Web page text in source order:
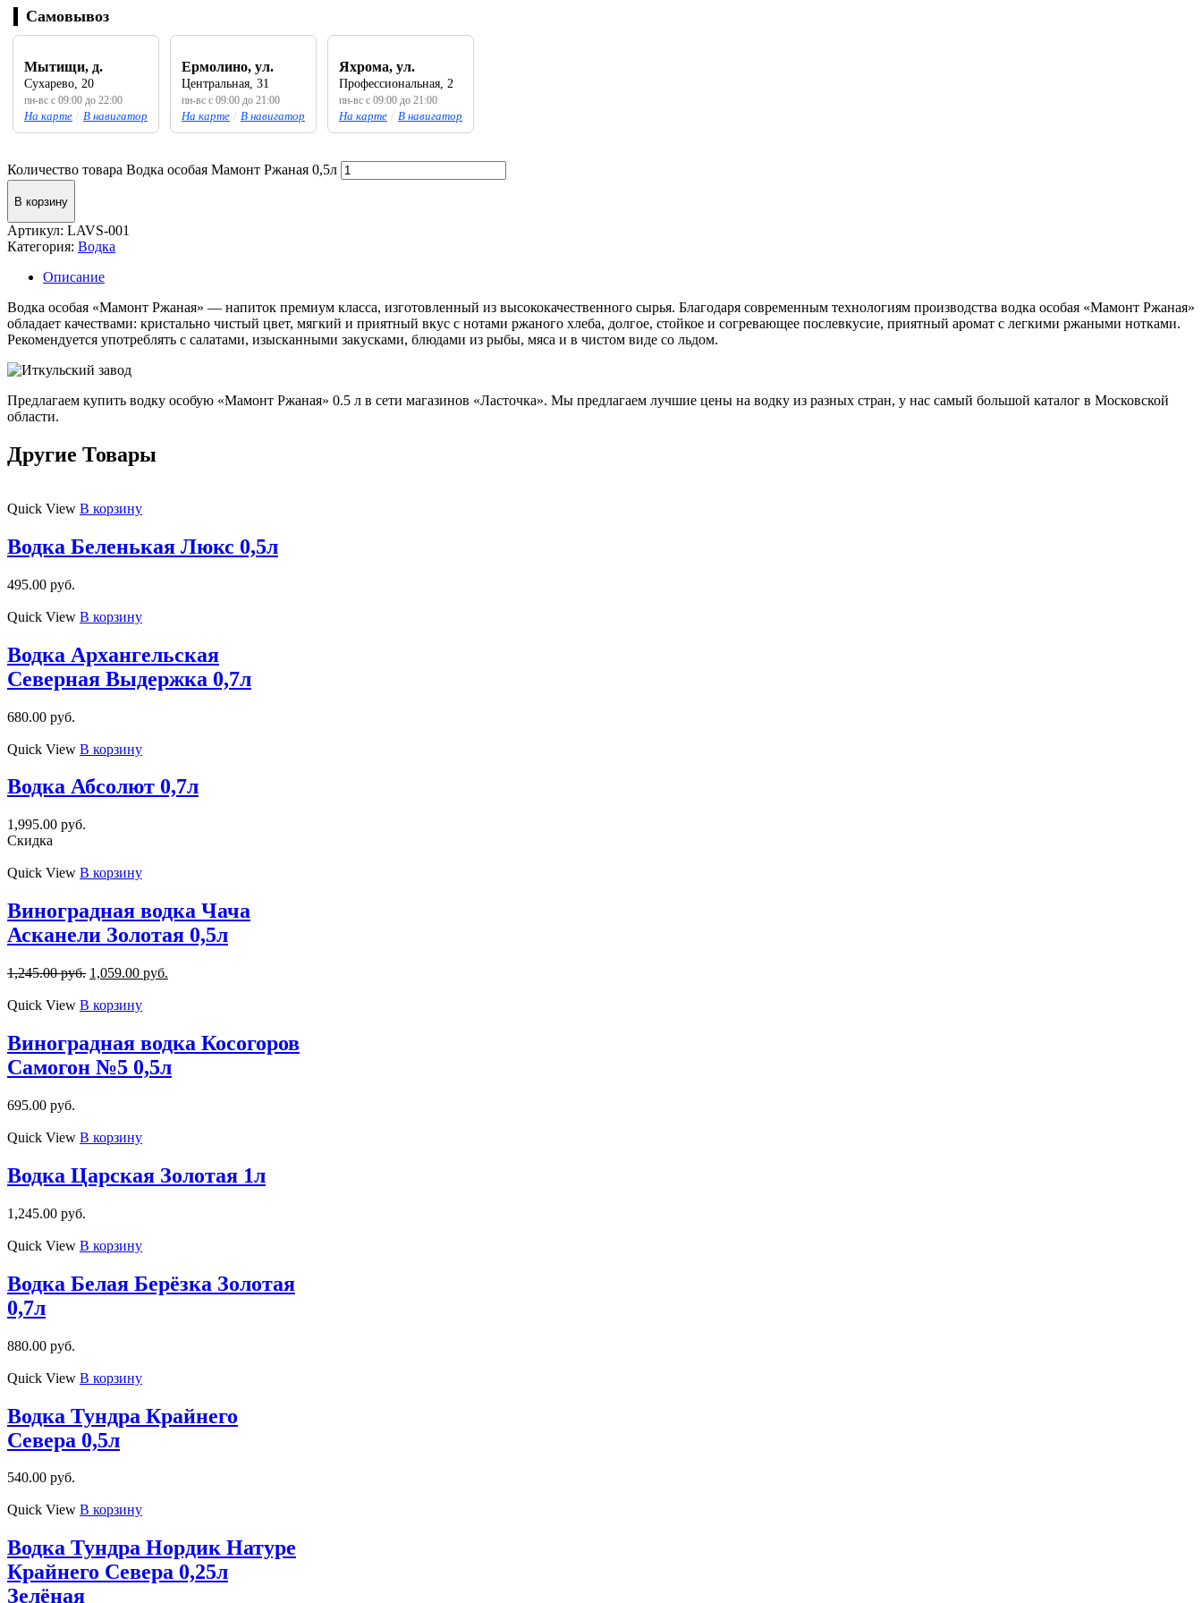
Самовывоз
Мытищи, д.
Сухарево, 20
пн-вс с 09:00 до 22:00
На карте / В навигатор
Ермолино, ул.
Центральная, 31
пн-вс с 09:00 до 21:00
На карте / В навигатор
Яхрома, ул.
Профессиональная, 2
пн-вс с 09:00 до 21:00
На карте / В навигатор
Количество товара Водка особая Мамонт Ржаная 0,5л
В корзину
Артикул: LAVS-001
Категория: Водка
Описание
Водка особая «Мамонт Ржаная» — напиток премиум класса, изготовленный из высококачественного сырья. Благодаря современным технологиям производства водка особая «Мамонт Ржаная»
обладает качествами: кристально чистый цвет, мягкий и приятный вкус с нотами ржаного хлеба, долгое, стойкое и согревающее послевкусие, приятный аромат с легкими ржаными нотками.
Рекомендуется употреблять с салатами, изысканными закусками, блюдами из рыбы, мяса и в чистом виде со льдом.
Предлагаем купить водку особую «Мамонт Ржаная» 0.5 л в сети магазинов «Ласточка». Мы предлагаем лучшие цены на водку из разных стран, у нас самый большой каталог в Московской
области.
Другие Товары
Quick View В корзину
Водка Беленькая Люкс 0,5л
495.00 руб.
Quick View В корзину
Водка Архангельская
Северная Выдержка 0,7л
680.00 руб.
Quick View В корзину
Водка Абсолют 0,7л
1,995.00 руб.
Скидка
Quick View В корзину
Виноградная водка Чача
Асканели Золотая 0,5л
1,245.00руб. 1,059.00 руб.
Quick View В корзину
Виноградная водка Косогоров
Самогон №5 0,5л
695.00 руб.
Quick View В корзину
Водка Царская Золотая 1л
1,245.00 руб.
Quick View В корзину
Водка Белая Берёзка Золотая
0,7л
880.00 руб.
Quick View В корзину
Водка Тундра Крайнего
Севера 0,5л
540.00 руб.
Quick View В корзину
Водка Тундра Нордик Натуре
Крайнего Севера 0,25л
Зелёная